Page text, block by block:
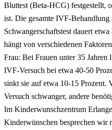
Bluttest (Beta-HCG) festgestellt,
ist. Die gesamte IVF-
Schwangerschaftstest dauert
hängt von verschiedenen
Frau: Bei Frauen unter 35 Jahren
IVF-Versuch bei etwa 40-50
sinkt sie auf etwa 10-15 Prozent.
Versuch schwanger, andere
Im Kinderwunschzentrum
Kinderwünschen besprechen wir